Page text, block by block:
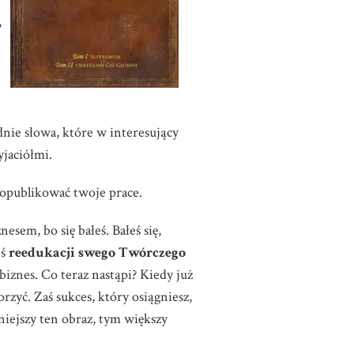
słowa, które w interesujący
twoje prace.
bo się bałeś. Bałeś się,
reedukacji swego Twórczego
Co teraz nastąpi? Kiedy już
Zaś sukces, który osiągniesz,
ten obraz, tym większy